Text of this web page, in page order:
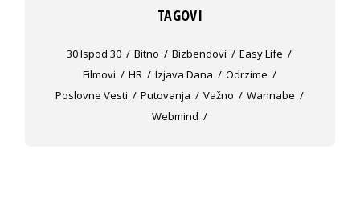
TAGOVI
30 Ispod 30 Bitno Bizbendovi
Easy Life
Filmovi
HR Izjava Dana
Odrzime
Poslovne Vesti
Putovanja Važno
Wannabe
Webmind